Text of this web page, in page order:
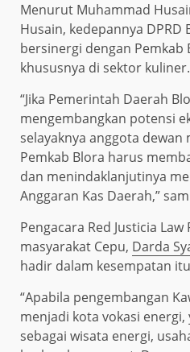
Menurut Muhammad
Husain, kedepannya DPRD
bersinergi dengan Pemkab
khususnya di sektor kuliner.
“Jika Pemerintah Daerah
mengembangkan potensi
selayaknya anggota dewan
Pemkab Blora harus
dan menindaklanjutinya
Anggaran Kas Daerah,”
Pengacara Red Justicia
masyarakat Cepu, Darda
hadir dalam kesempatan
“Apabila pengembangan
menjadi kota vokasi
sebagai wisata energi,